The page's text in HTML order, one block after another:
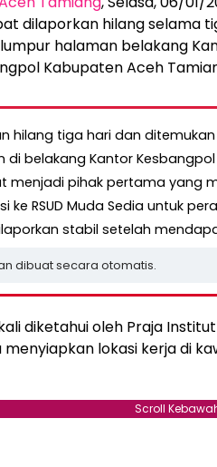
dilaporkan hilang selama
halaman belakang
Kabupaten Aceh
hilang tiga hari dan
di belakang Kantor
menjadi pihak pertama yang
ke RSUD Muda Sedia untuk
stabil setelah
dibuat secara otomatis.
diketahui oleh Praja
menyiapkan lokasi kerja di
Scroll